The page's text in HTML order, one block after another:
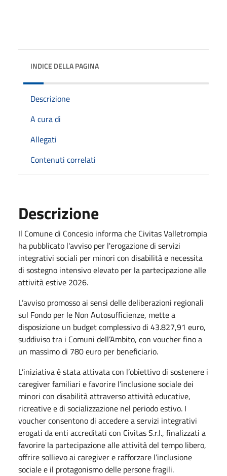
INDICE DELLA PAGINA
Descrizione
A cura di
Allegati
Contenuti correlati
Descrizione
Il Comune di Concesio informa che Civitas Valletrompia
ha pubblicato l'avviso per l'erogazione di servizi
integrativi sociali per minori con disabilità e necessita
di sostegno intensivo elevato per la partecipazione alle
attività estive 2026.
L’avviso promosso ai sensi delle deliberazioni regionali
sul Fondo per le Non Autosufficienze, mette a
disposizione un budget complessivo di 43.827,91 euro,
suddiviso tra i Comuni dell’Ambito, con voucher fino a
un massimo di 780 euro per beneficiario.
L’iniziativa è stata attivata con l’obiettivo di sostenere i
caregiver familiari e favorire l’inclusione sociale dei
minori con disabilità attraverso attività educative,
ricreative e di socializzazione nel periodo estivo. I
voucher consentono di accedere a servizi integrativi
erogati da enti accreditati con Civitas S.r.l., finalizzati a
favorire la partecipazione alle attività del tempo libero,
offrire sollievo ai caregiver e rafforzare l’inclusione
sociale e il protagonismo delle persone fragili.